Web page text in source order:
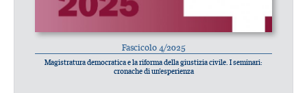
Fascicolo 4/2025
Magistratura democratica e la riforma della giustizia civile. I seminari:
cronache di un’esperienza